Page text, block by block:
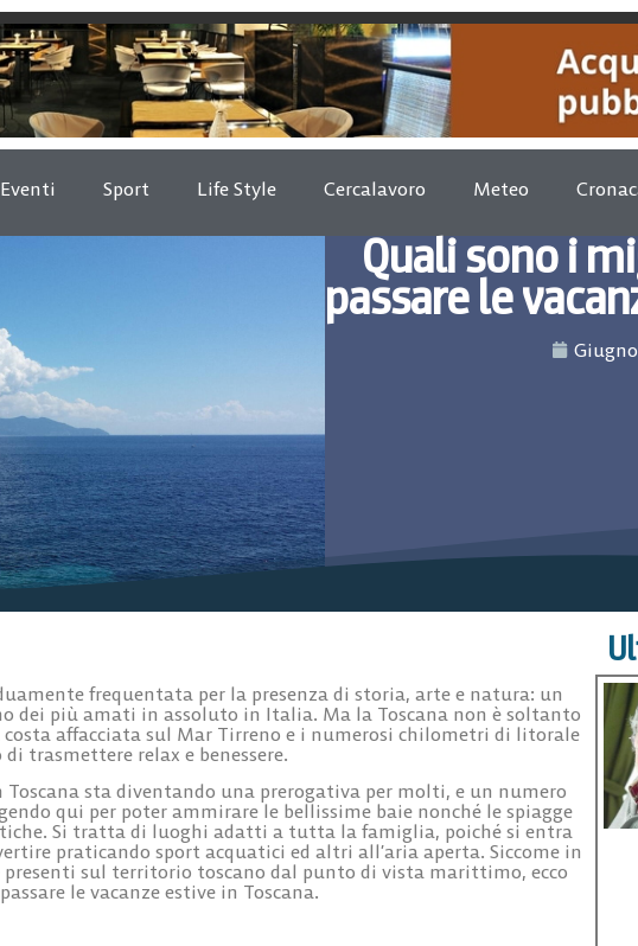
Eventi Sport Life Style Cercalavoro Meteo
Quali sono i
passare le
Giugno
frequentata per la presenza di storia, arte e natura: un
dei più amati in assoluto in Italia. Ma la Toscana non è soltanto
costa affacciata sul Mar Tirreno e i numerosi chilometri di litorale
trasmettere relax e benessere.
Toscanasta diventando una prerogativa per molti, e un numero
qui per poter ammirare le bellissime baie nonché le spiagge
. Si tratta di luoghi adatti a tutta la famiglia, poiché si entra
praticando sport acquatici ed altri all’aria aperta. Siccome in
presenti sul territorio toscano dal punto di vista marittimo, ecco
le vacanze estive in Toscana.